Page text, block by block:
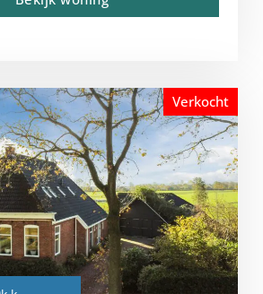
Verkocht